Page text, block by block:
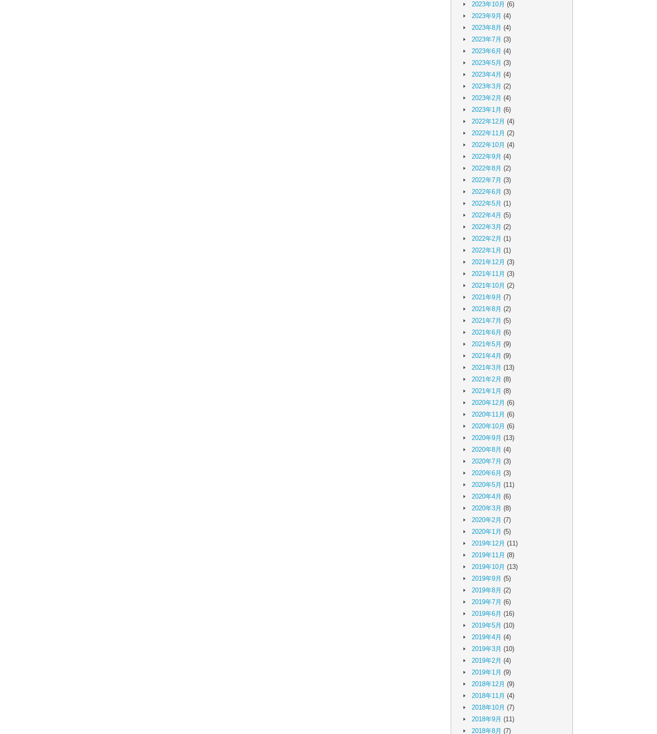
2023年10月 (6)
2023年9月 (4)
2023年8月 (4)
2023年7月 (3)
2023年6月 (4)
2023年5月 (3)
2023年4月 (4)
2023年3月 (2)
2023年2月 (4)
2023年1月 (6)
2022年12月 (4)
2022年11月 (2)
2022年10月 (4)
2022年9月 (4)
2022年8月 (2)
2022年7月 (3)
2022年6月 (3)
2022年5月 (1)
2022年4月 (5)
2022年3月 (2)
2022年2月 (1)
2022年1月 (1)
2021年12月 (3)
2021年11月 (3)
2021年10月 (2)
2021年9月 (7)
2021年8月 (2)
2021年7月 (5)
2021年6月 (6)
2021年5月 (9)
2021年4月 (9)
2021年3月 (13)
2021年2月 (8)
2021年1月 (8)
2020年12月 (6)
2020年11月 (6)
2020年10月 (6)
2020年9月 (13)
2020年8月 (4)
2020年7月 (3)
2020年6月 (3)
2020年5月 (11)
2020年4月 (6)
2020年3月 (8)
2020年2月 (7)
2020年1月 (5)
2019年12月 (11)
2019年11月 (8)
2019年10月 (13)
2019年9月 (5)
2019年8月 (2)
2019年7月 (6)
2019年6月 (16)
2019年5月 (10)
2019年4月 (4)
2019年3月 (10)
2019年2月 (4)
2019年1月 (9)
2018年12月 (9)
2018年11月 (4)
2018年10月 (7)
2018年9月 (11)
2018年8月 (7)